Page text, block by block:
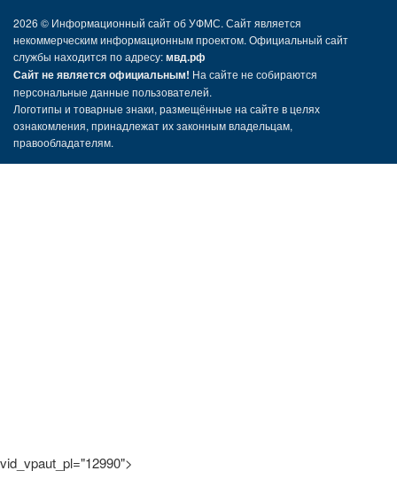
2026 © Информационный сайт об УФМС. Сайт является
некоммерческим информационным проектом. Официальный сайт
службы находится по адресу:мвд.рф
Сайт не является официальным! На сайте не собираются
персональные данные пользователей.
Логотипы и товарные знаки, размещённые на сайте в целях
ознакомления, принадлежат их законным владельцам,
правообладателям.
vid_vpaut_pl="12990">